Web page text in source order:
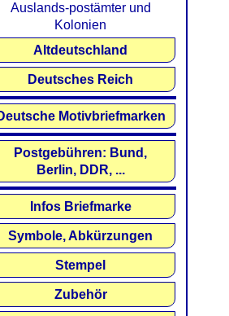
Auslands-postämter und
Kolonien
Altdeutschland
Deutsches Reich
Motivbriefmarken
Postgebühren: Bund,
Berlin, DDR, ...
Infos Briefmarke
Symbole, Abkürzungen
Stempel
Zubehör